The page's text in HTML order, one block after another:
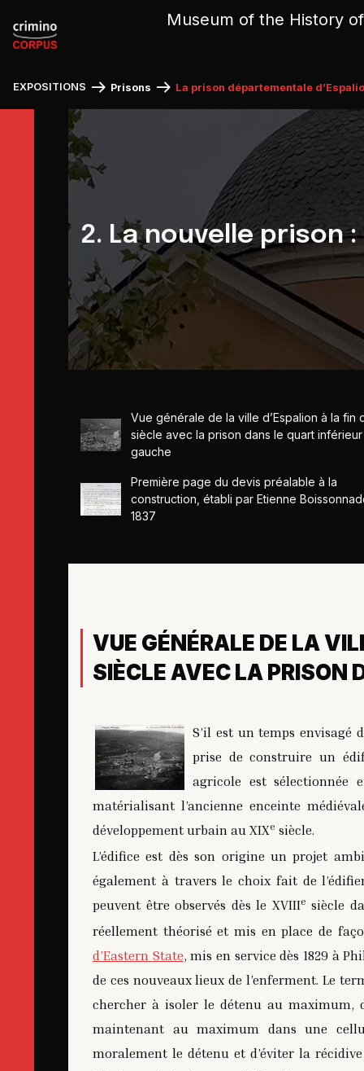
Museum of the History
EXPOSITIONS Prisons La prison départementale
2. La nouvelle prison
Vue générale de la ville d’Espalion à la fin
siècle avec la prison dans le quart inférieur
gauche
Première page du devis préalable à la
construction, établi par Etienne
1837
VUE GÉNÉRALE DE LA
SIÈCLE AVEC LA PRISON
S’il est un temps
prise de construire un
agricole est sélectionnée
matérialisant l’ancienne enceinte
développement urbain au XIXe siècle.
L’édifice est dès son origine un projet
également à travers le choix fait de
peuvent être observés dès le XVIIIe siècle
réellement théorisé et mis en place de
d’Eastern State, mis en service dès 1829 à
de ces nouveaux lieux de l’enferment. Le
chercher à isoler le détenu au maximum,
maintenant au maximum dans une
moralement le détenu et d’éviter la
Cookies management panel